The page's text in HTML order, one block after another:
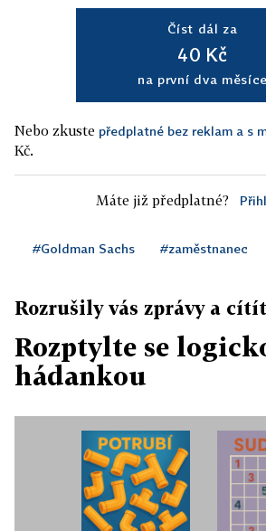
Číst dál za
40 Kč
na první dva měsíce
Nebo zkuste předplatné bez reklam a s
Kč.
Máte již předplatné?
#Goldman Sachs #zaměstnanec
Rozrušily vás zprávy a
Rozptylte se
hádankou